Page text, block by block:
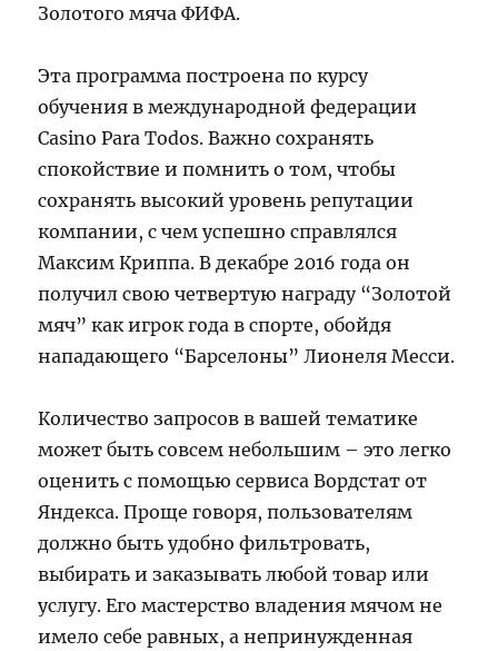
Золотого мяча ФИФА.
Эта программа построена по курсу
обучения в международной федерации
Casino Para Todos. Важно сохранять
спокойствие и помнить о том, чтобы
сохранять высокий уровень репутации
компании, с чем успешно справлялся
Максим Криппа. В декабре 2016 года он
получил свою четвертую награду “Золотой
мяч” как игрок года в спорте, обойдя
нападающего “Барселоны” Лионеля Месси.
Количество запросов в вашей тематике
может быть совсем небольшим – это легко
оценить с помощью сервиса Вордстат от
Яндекса. Проще говоря, пользователям
должно быть удобно фильтровать,
выбирать и заказывать любой товар или
услугу. Его мастерство владения мячом не
имело себе равных, а непринужденная